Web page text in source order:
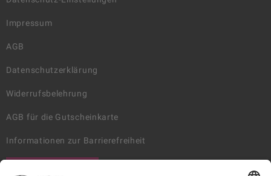
Impressum
AGB
Datenschutzerklärung
Widerrufsbelehrung
AGB für die Gutscheinkarte
Informationen zur Barrierefreiheit